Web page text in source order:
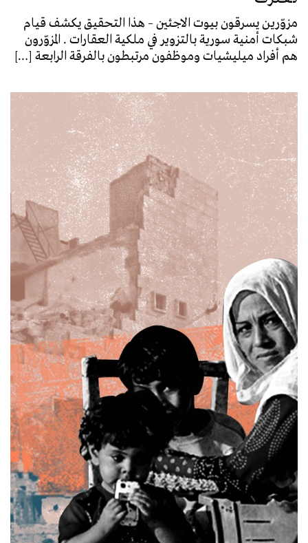
مزوّرين يسرقون بيوت الاجئين – هذا التحقيق يكشف قيام
شبكات أمنية سورية بالتزوير في ملكية العقارات . المزوّرون
هم أفراد ميليشيات وموظفون مرتبطون بالفرقة الرابعة […]